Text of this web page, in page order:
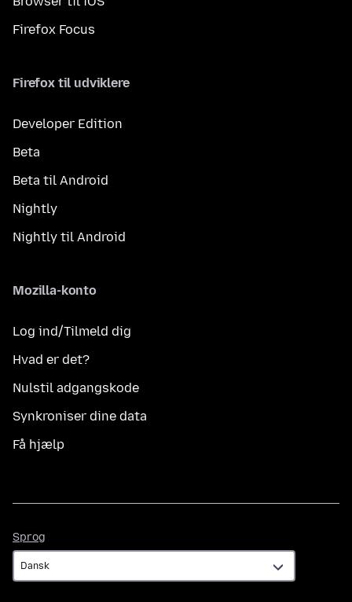
Firefox Focus
Firefox til udviklere
Developer Edition
Beta
Beta til Android
Nightly
Nightly til Android
Mozilla-konto
Log ind/Tilmeld dig
Hvad er det?
Nulstil adgangskode
Synkroniser dine data
Få hjælp
Sprog